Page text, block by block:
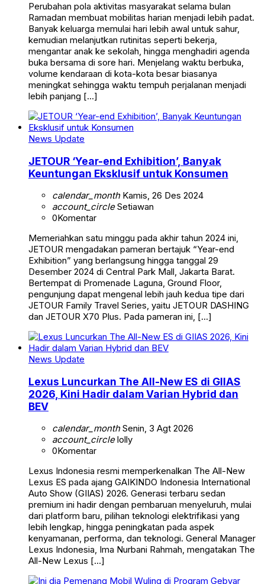
Perubahan pola aktivitas masyarakat selama bulan
Ramadan membuat mobilitas harian menjadi lebih padat.
Banyak keluarga memulai hari lebih awal untuk sahur,
kemudian melanjutkan rutinitas seperti bekerja,
mengantar anak ke sekolah, hingga menghadiri agenda
buka bersama di sore hari. Menjelang waktu berbuka,
volume kendaraan di kota-kota besar biasanya
meningkat sehingga waktu tempuh perjalanan menjadi
lebih panjang […]
News Update
JETOUR ‘Year-end Exhibition’, Banyak
Keuntungan Eksklusif untuk Konsumen
calendar_monthKamis, 26 Des 2024
account_circleSetiawan
0Komentar
Memeriahkan satu minggu pada akhir tahun 2024 ini,
JETOUR mengadakan pameran bertajuk “Year-end
Exhibition” yang berlangsung hingga tanggal 29
Desember 2024 di Central Park Mall, Jakarta Barat.
Bertempat di Promenade Laguna, Ground Floor,
pengunjung dapat mengenal lebih jauh kedua tipe dari
JETOUR Family Travel Series, yaitu JETOUR DASHING
dan JETOUR X70 Plus. Pada pameran ini, […]
News Update
Lexus Luncurkan The All-New ES di GIIAS
2026, Kini Hadir dalam Varian Hybrid dan
BEV
calendar_monthSenin, 3 Agt 2026
account_circlelolly
0Komentar
Lexus Indonesia resmi memperkenalkan The All-New
Lexus ES pada ajang GAIKINDO Indonesia International
Auto Show (GIIAS) 2026. Generasi terbaru sedan
premium ini hadir dengan pembaruan menyeluruh, mulai
dari platform baru, pilihan teknologi elektrifikasi yang
lebih lengkap, hingga peningkatan pada aspek
kenyamanan, performa, dan teknologi. General Manager
Lexus Indonesia, Ima Nurbani Rahmah, mengatakan The
All-New Lexus […]